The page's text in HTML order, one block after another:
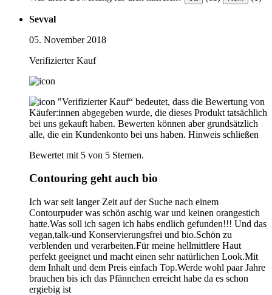
Sevval
05. November 2018
Verifizierter Kauf
"Verifizierter Kauf“ bedeutet, dass die Bewertung von
Käufer:innen abgegeben wurde, die dieses Produkt tatsächlich
bei uns gekauft haben. Bewerten können aber grundsätzlich
alle, die ein Kundenkonto bei uns haben. Hinweis schließen
Bewertet mit 5 von 5 Sternen.
Contouring geht auch bio
Ich war seit langer Zeit auf der Suche nach einem
Contourpuder was schön aschig war und keinen orangestich
hatte.Was soll ich sagen ich habs endlich gefunden!!! Und das
vegan,talk-und Konservierungsfrei und bio.Schön zu
verblenden und verarbeiten.Für meine hellmittlere Haut
perfekt geeignet und macht einen sehr natürlichen Look.Mit
dem Inhalt und dem Preis einfach Top.Werde wohl paar Jahre
brauchen bis ich das Pfännchen erreicht habe da es schon
ergiebig ist